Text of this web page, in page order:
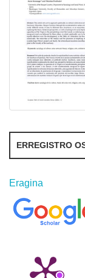
ERREGISTRO
Eragina